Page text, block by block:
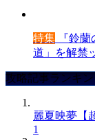
特集 『鈴
道」を解禁
攻略記事ランキ
麗夏映夢【
1